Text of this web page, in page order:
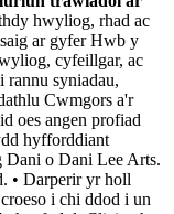
hwyliog, rhad ac
ar gyfer Hwb y
cyfeillgar, ac
syniadau,
Cwmgors a'r
oes angen profiad
hyfforddiant
Dani o Dani Lee Arts.
• Darperir yr holl
i chi ddod i un